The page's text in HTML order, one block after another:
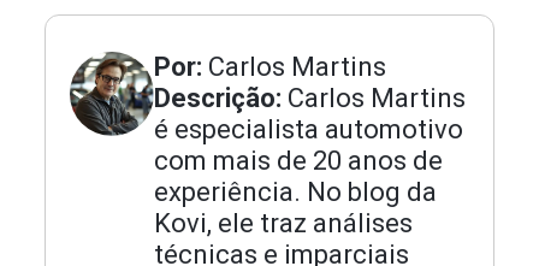
Por: Carlos Martins
Descrição: Carlos Martins
é especialista automotivo
com mais de 20 anos de
experiência. No blog da
Kovi, ele traz análises
técnicas e imparciais